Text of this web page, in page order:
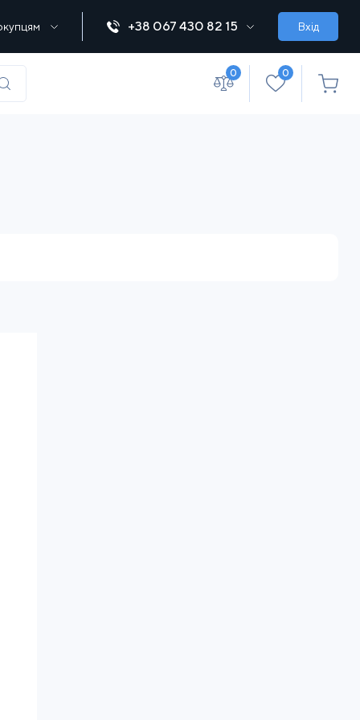
+38 067 430 82 15 Вхід
0 0